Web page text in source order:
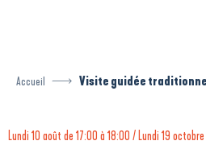
Accueil Visite guidée
Lundi 10 août de 17:00 à 18:00 / Lundi 19